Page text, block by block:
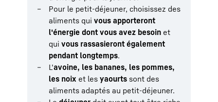
Pour le petit-déjeuner, choisissez des
aliments qui vous apporteront
l'énergie dont vous avez besoin et
qui vous rassasieront également
pendant longtemps.
L'avoine, les bananes, les pommes,
les noix et les yaourts sont des
aliments adaptés au petit-déjeuner.